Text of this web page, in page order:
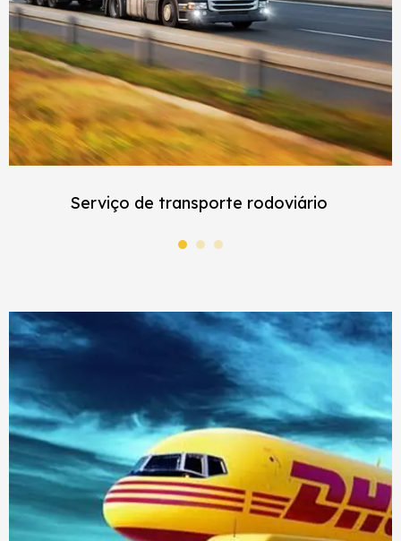
Serviço de transporte rodoviário